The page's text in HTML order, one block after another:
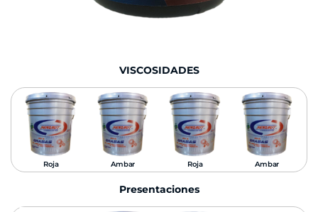
VISCOSIDADES
Roja Ambar Roja Ambar
Presentaciones